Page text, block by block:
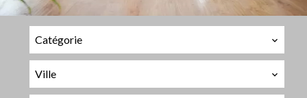
Catégorie
Ville